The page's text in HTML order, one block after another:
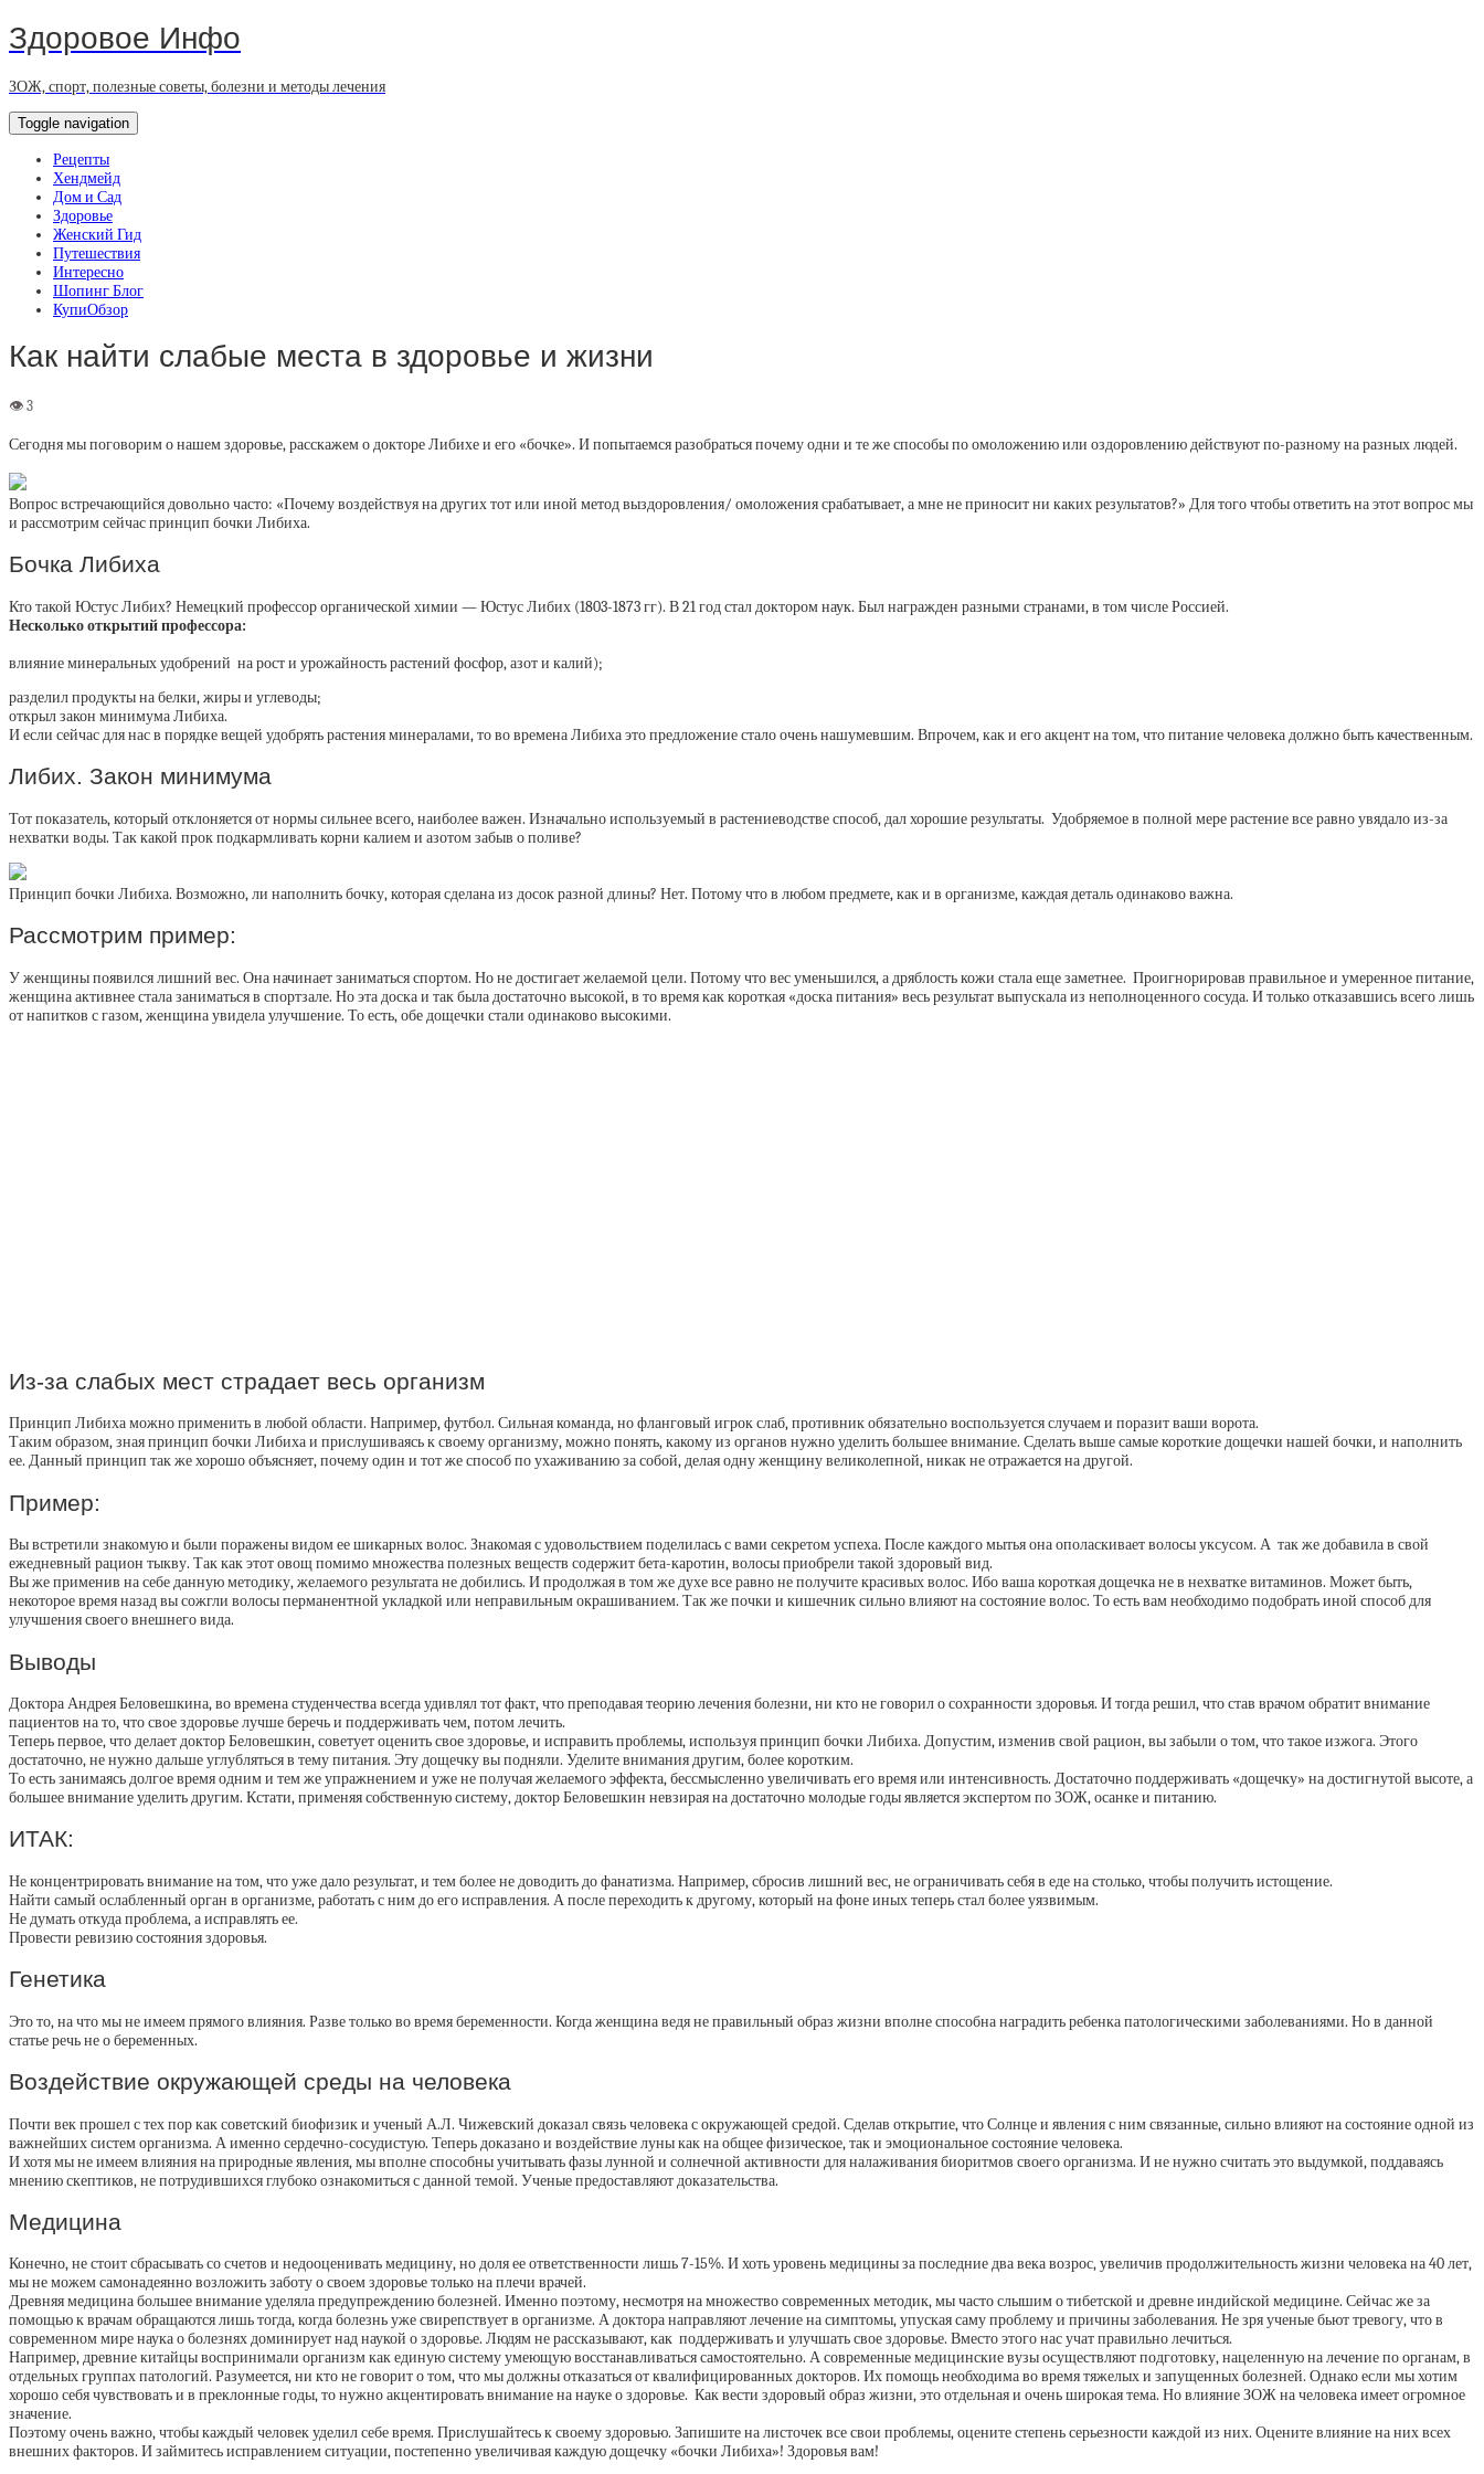
Здоровое Инфо
ЗОЖ, спорт, полезные советы, болезни и методы лечения
Toggle navigation
Рецепты
Хендмейд
Дом и Сад
Здоровье
Женский Гид
Путешествия
Интересно
Шопинг Блог
КупиОбзор
Как найти слабые места в здоровье и жизни
Сегодня мы поговорим о нашем здоровье, расскажем о докторе Либихе и его «бочке». И попытаемся разобраться почему одни и те же способы по омоложению или оздоровлению действуют по-разному на разных людей.
Вопрос встречающийся довольно часто: «Почему воздействуя на других тот или иной метод выздоровления/ омоложения срабатывает, а мне не приносит ни каких результатов?» Для того чтобы ответить на этот вопрос мы
и рассмотрим сейчас принцип бочки Либиха.
Бочка Либиха
Кто такой Юстус Либих? Немецкий профессор органической химии — Юстус Либих (1803-1873 гг). В 21 год стал доктором наук. Был награжден разными странами, в том числе Россией.
Несколько открытий профессора:
влияние минеральных удобрений на рост и урожайность растений фосфор, азот и калий);
разделил продукты на белки, жиры и углеводы;
открыл закон минимума Либиха.
И если сейчас для нас в порядке вещей удобрять растения минералами, то во времена Либиха это предложение стало очень нашумевшим. Впрочем, как и его акцент на том, что питание человека должно быть качественным.
Либих. Закон минимума
Тот показатель, который отклоняется от нормы сильнее всего, наиболее важен. Изначально используемый в растениеводстве способ, дал хорошие результаты. Удобряемое в полной мере растение все равно увядало из-за
нехватки воды. Так какой прок подкармливать корни калием и азотом забыв о поливе?
Принцип бочки Либиха. Возможно, ли наполнить бочку, которая сделана из досок разной длины? Нет. Потому что в любом предмете, как и в организме, каждая деталь одинаково важна.
Рассмотрим пример:
У женщины появился лишний вес. Она начинает заниматься спортом. Но не достигает желаемой цели. Потому что вес уменьшился, а дряблость кожи стала еще заметнее. Проигнорировав правильное и умеренное питание,
женщина активнее стала заниматься в спортзале. Но эта доска и так была достаточно высокой, в то время как короткая «доска питания» весь результат выпускала из неполноценного сосуда. И только отказавшись всего лишь
от напитков с газом, женщина увидела улучшение. То есть, обе дощечки стали одинаково высокими.
Из-за слабых мест страдает весь организм
Принцип Либиха можно применить в любой области. Например, футбол. Сильная команда, но фланговый игрок слаб, противник обязательно воспользуется случаем и поразит ваши ворота.
Таким образом, зная принцип бочки Либиха и прислушиваясь к своему организму, можно понять, какому из органов нужно уделить большее внимание. Сделать выше самые короткие дощечки нашей бочки, и наполнить
ее. Данный принцип так же хорошо объясняет, почему один и тот же способ по ухаживанию за собой, делая одну женщину великолепной, никак не отражается на другой.
Пример:
Вы встретили знакомую и были поражены видом ее шикарных волос. Знакомая с удовольствием поделилась с вами секретом успеха. После каждого мытья она ополаскивает волосы уксусом. А так же добавила в свой
ежедневный рацион тыкву. Так как этот овощ помимо множества полезных веществ содержит бета-каротин, волосы приобрели такой здоровый вид.
Вы же применив на себе данную методику, желаемого результата не добились. И продолжая в том же духе все равно не получите красивых волос. Ибо ваша короткая дощечка не в нехватке витаминов. Может быть,
некоторое время назад вы сожгли волосы перманентной укладкой или неправильным окрашиванием. Так же почки и кишечник сильно влияют на состояние волос. То есть вам необходимо подобрать иной способ для
улучшения своего внешнего вида.
Выводы
Доктора Андрея Беловешкина, во времена студенчества всегда удивлял тот факт, что преподавая теорию лечения болезни, ни кто не говорил о сохранности здоровья. И тогда решил, что став врачом обратит внимание
пациентов на то, что свое здоровье лучше беречь и поддерживать чем, потом лечить.
Теперь первое, что делает доктор Беловешкин, советует оценить свое здоровье, и исправить проблемы, используя принцип бочки Либиха. Допустим, изменив свой рацион, вы забыли о том, что такое изжога. Этого
достаточно, не нужно дальше углубляться в тему питания. Эту дощечку вы подняли. Уделите внимания другим, более коротким.
То есть занимаясь долгое время одним и тем же упражнением и уже не получая желаемого эффекта, бессмысленно увеличивать его время или интенсивность. Достаточно поддерживать «дощечку» на достигнутой высоте, а
большее внимание уделить другим. Кстати, применяя собственную систему, доктор Беловешкин невзирая на достаточно молодые годы является экспертом по ЗОЖ, осанке и питанию.
ИТАК:
Не концентрировать внимание на том, что уже дало результат, и тем более не доводить до фанатизма. Например, сбросив лишний вес, не ограничивать себя в еде на столько, чтобы получить истощение.
Найти самый ослабленный орган в организме, работать с ним до его исправления. А после переходить к другому, который на фоне иных теперь стал более уязвимым.
Не думать откуда проблема, а исправлять ее.
Провести ревизию состояния здоровья.
Генетика
Это то, на что мы не имеем прямого влияния. Разве только во время беременности. Когда женщина ведя не правильный образ жизни вполне способна наградить ребенка патологическими заболеваниями. Но в данной
статье речь не о беременных.
Воздействие окружающей среды на человека
Почти век прошел с тех пор как советский биофизик и ученый А.Л. Чижевский доказал связь человека с окружающей средой. Сделав открытие, что Солнце и явления с ним связанные, сильно влияют на состояние одной из
важнейших систем организма. А именно сердечно-сосудистую. Теперь доказано и воздействие луны как на общее физическое, так и эмоциональное состояние человека.
И хотя мы не имеем влияния на природные явления, мы вполне способны учитывать фазы лунной и солнечной активности для налаживания биоритмов своего организма. И не нужно считать это выдумкой, поддаваясь
мнению скептиков, не потрудившихся глубоко ознакомиться с данной темой. Ученые предоставляют доказательства.
Медицина
Конечно, не стоит сбрасывать со счетов и недооценивать медицину, но доля ее ответственности лишь 7-15%. И хоть уровень медицины за последние два века возрос, увеличив продолжительность жизни человека на 40 лет,
мы не можем самонадеянно возложить заботу о своем здоровье только на плечи врачей.
Древняя медицина большее внимание уделяла предупреждению болезней. Именно поэтому, несмотря на множество современных методик, мы часто слышим о тибетской и древне индийской медицине. Сейчас же за
помощью к врачам обращаются лишь тогда, когда болезнь уже свирепствует в организме. А доктора направляют лечение на симптомы, упуская саму проблему и причины заболевания. Не зря ученые бьют тревогу, что в
современном мире наука о болезнях доминирует над наукой о здоровье. Людям не рассказывают, как поддерживать и улучшать свое здоровье. Вместо этого нас учат правильно лечиться.
Например, древние китайцы воспринимали организм как единую систему умеющую восстанавливаться самостоятельно. А современные медицинские вузы осуществляют подготовку, нацеленную на лечение по органам, в
отдельных группах патологий. Разумеется, ни кто не говорит о том, что мы должны отказаться от квалифицированных докторов. Их помощь необходима во время тяжелых и запущенных болезней. Однако если мы хотим
хорошо себя чувствовать и в преклонные годы, то нужно акцентировать внимание на науке о здоровье. Как вести здоровый образ жизни, это отдельная и очень широкая тема. Но влияние ЗОЖ на человека имеет огромное
значение.
Поэтому очень важно, чтобы каждый человек уделил себе время. Прислушайтесь к своему здоровью. Запишите на листочек все свои проблемы, оцените степень серьезности каждой из них. Оцените влияние на них всех
внешних факторов. И займитесь исправлением ситуации, постепенно увеличивая каждую дощечку «бочки Либиха»! Здоровья вам!